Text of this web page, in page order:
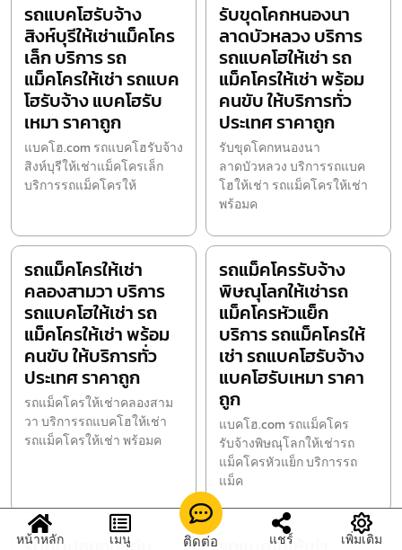
รถแบคโฮรับจ้าง
สิงห์บุรีให้เช่าแม็คโคร
เล็ก บริการ รถ
แม็คโครให้เช่า รถแบค
โฮรับจ้าง แบคโฮรับ
เหมา ราคาถูก
แบคโฮ.com รถแบคโฮรับจ้าง
สิงห์บุรีให้เช่าแม็คโครเล็ก
บริการรถแม็คโครให้
รับขุดโคกหนองนา
ลาดบัวหลวง บริการ
รถแบคโฮให้เช่า รถ
แม็คโครให้เช่า พร้อม
คนขับ ให้บริการทั่ว
ประเทศ ราคาถูก
รับขุดโคกหนองนา
ลาดบัวหลวง บริการรถแบค
โฮให้เช่า รถแม็คโครให้เช่า
พร้อมค
รถแม็คโครให้เช่า
คลองสามวา บริการ
รถแบคโฮให้เช่า รถ
แม็คโครให้เช่า พร้อม
คนขับ ให้บริการทั่ว
ประเทศ ราคาถูก
รถแม็คโครให้เช่าคลองสาม
วา บริการรถแบคโฮให้เช่า
รถแม็คโครให้เช่า พร้อมค
รถแม็คโครรับจ้าง
พิษณุโลกให้เช่ารถ
แม็คโครหัวแย็ก
บริการ รถแม็คโครให้
เช่า รถแบคโฮรับจ้าง
แบคโฮรับเหมา ราคา
ถูก
แบคโฮ.com รถแม็คโคร
รับจ้างพิษณุโลกให้เช่ารถ
แม็คโครหัวแย็ก บริการรถ
แม็ค
หน้าหลัก เมนู ติดต่อ แชร์ เพิ่มเติม